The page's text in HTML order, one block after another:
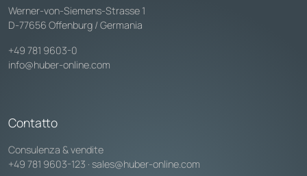
Werner-von-Siemens-Strasse 1
D-77656 Offenburg / Germania
+49 781 9603-0
info@huber-online.com
Contatto
Consulenza & vendite
+49 781 9603-123 · sales@huber-online.com